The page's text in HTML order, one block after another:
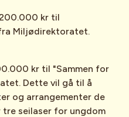
kr til
Miljødirektoratet.
kr til "Sammen for
Dette vil gå til å
og arrangementer de
tre seilaser for ungdom